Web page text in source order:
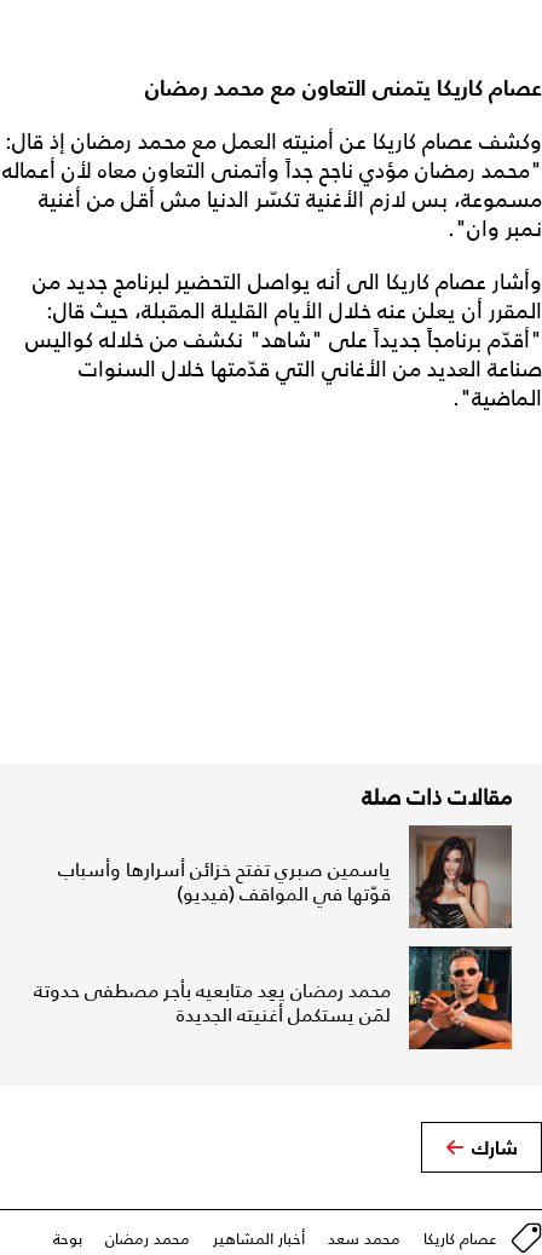
عصام كاريكا يتمنى التعاون مع محمد رمضان
وكشف عصام كاريكا عن أمنيته العمل مع محمد رمضان إذ قال:
"محمد رمضان مؤدي ناجح جداً وأتمنى التعاون معاه لأن أعماله
مسموعة، بس لازم الأغنية تكسّر الدنيا مش أقل من أغنية
نمبر وان".
وأشار عصام كاريكا الى أنه يواصل التحضير لبرنامج جديد من
المقرر أن يعلن عنه خلال الأيام القليلة المقبلة، حيث قال:
"أقدّم برنامجاً جديداً على "شاهد" نكشف من خلاله كواليس
صناعة العديد من الأغاني التي قدّمتها خلال السنوات
الماضية".
مقالات ذات صلة
ياسمين صبري تفتح خزائن أسرارها وأسباب
قوّتها في المواقف (فيديو)
محمد رمضان يعِد متابعيه بأجر مصطفى حدوتة
لمَن يستكمل أغنيته الجديدة
شارك
عصام كاريكا محمد سعد أخبار المشاهير محمد رمضان بوحة